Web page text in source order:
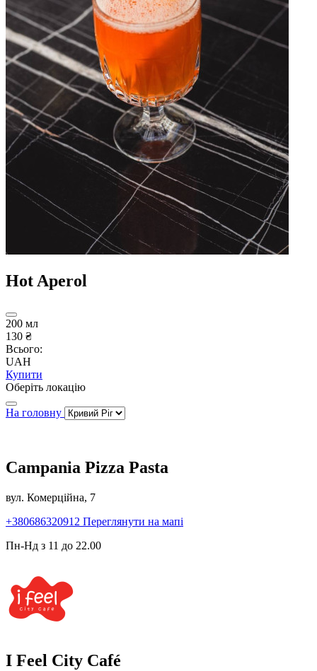
Hot Aperol
200 мл
130 ₴
Всього:
UAH
Купити
Оберіть локацію
На головну
Campania Pizza Pasta
вул. Комерційна, 7
+380686320912 Переглянути на мапі
Пн-Нд з 11 до 22.00
I Feel City Café